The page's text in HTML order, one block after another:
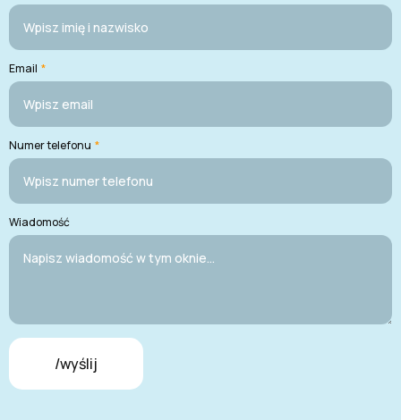
Email *
Numer telefonu *
Wiadomość
/wyślij